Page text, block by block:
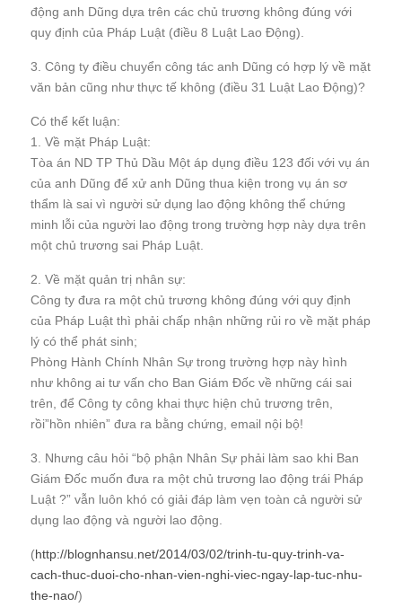
động anh Dũng dựa trên các chủ trương không đúng với
quy định của Pháp Luật (điều 8 Luật Lao Động).
3. Công ty điều chuyển công tác anh Dũng có hợp lý về mặt
văn bản cũng như thực tế không (điều 31 Luật Lao Động)?
Có thể kết luận:
1. Về mặt Pháp Luật:
Tòa án ND TP Thủ Dầu Một áp dụng điều 123 đối với vụ án
của anh Dũng để xử anh Dũng thua kiện trong vụ án sơ
thẩm là sai vì người sử dụng lao động không thể chứng
minh lỗi của người lao động trong trường hợp này dựa trên
một chủ trương sai Pháp Luật.
2. Về mặt quản trị nhân sự:
Công ty đưa ra một chủ trương không đúng với quy định
của Pháp Luật thì phải chấp nhận những rủi ro về mặt pháp
lý có thể phát sinh;
Phòng Hành Chính Nhân Sự trong trường hợp này hình
như không ai tư vấn cho Ban Giám Đốc về những cái sai
trên, để Công ty công khai thực hiện chủ trương trên,
rồi”hồn nhiên” đưa ra bằng chứng, email nội bộ!
3. Nhưng câu hỏi “bộ phận Nhân Sự phải làm sao khi Ban
Giám Đốc muốn đưa ra một chủ trương lao động trái Pháp
Luật ?” vẫn luôn khó có giải đáp làm vẹn toàn cả người sử
dụng lao động và người lao động.
(http://blognhansu.net/2014/03/02/trinh-tu-quy-trinh-va-
cach-thuc-duoi-cho-nhan-vien-nghi-viec-ngay-lap-tuc-nhu-
the-nao/)